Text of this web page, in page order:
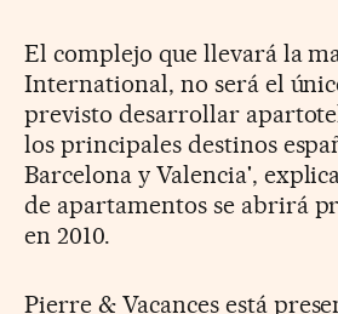
El complejo que llevará la
International, no será el
previsto desarrollar
los principales destinos
Barcelona y Valencia',
de apartamentos se abrirá
en 2010.
Pierre & Vacances está